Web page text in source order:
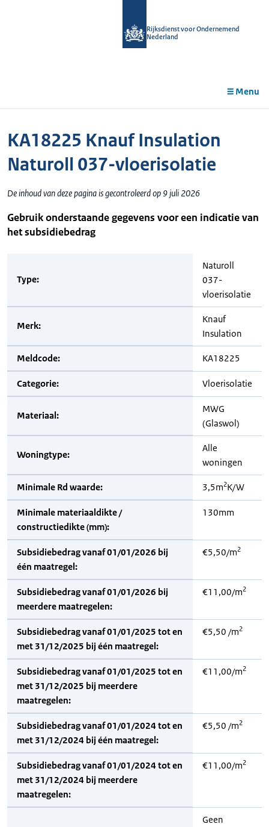
Rijksdienst voor Ondernemend
Nederland
Menu
KA18225 Knauf Insulation
Naturoll 037-vloerisolatie
De inhoud van deze pagina is gecontroleerd op 9 juli 2026
Gebruik onderstaande gegevens voor een indicatie van
het subsidiebedrag
Type:
Naturoll
037-
vloerisolatie
Merk:
Knauf
Insulation
Meldcode: KA18225
Categorie: Vloerisolatie
Materiaal:
MWG
(Glaswol)
Woningtype:
Alle
woningen
Minimale Rd waarde: 3,5m2K/W
Minimale materiaaldikte /
constructiedikte (mm):
130mm
Subsidiebedrag vanaf 01/01/2026 bij
één maatregel:
€5,50/m2
Subsidiebedrag vanaf 01/01/2026 bij
meerdere maatregelen:
€11,00/m2
Subsidiebedrag vanaf 01/01/2025 tot en
met 31/12/2025 bij één maatregel:
€5,50 /m2
Subsidiebedrag vanaf 01/01/2025 tot en
met 31/12/2025 bij meerdere
maatregelen:
€11,00/m2
Subsidiebedrag vanaf 01/01/2024 tot en
met 31/12/2024 bij één maatregel:
€5,50 /m2
Subsidiebedrag vanaf 01/01/2024 tot en
met 31/12/2024 bij meerdere
maatregelen:
€11,00/m2
Geen